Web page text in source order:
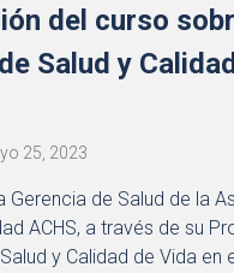
del curso
Salud y
25, 2023
Gerencia de Salud de la
ACHS, a través de su
y Calidad de Vida en